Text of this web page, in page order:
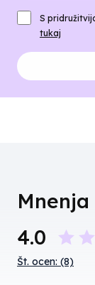
S
tukaj
4.0
Št. ocen: (8)